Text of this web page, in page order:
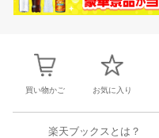
買い物かご お気に入り
楽天ブックスとは？